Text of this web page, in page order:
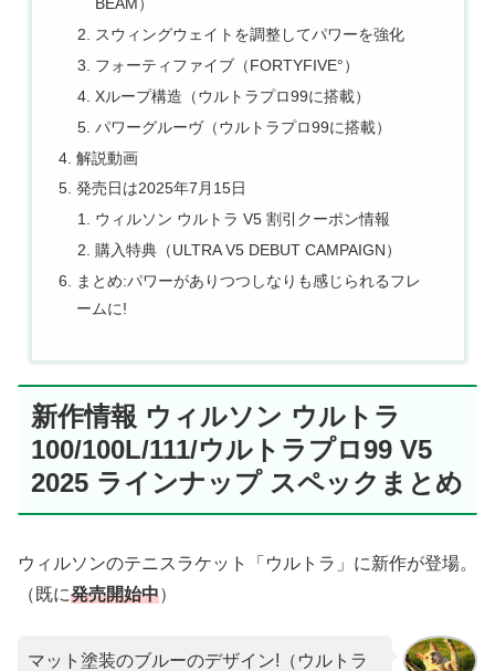
スウィングウェイトを調整してパワーを強化
フォーティファイブ（FORTYFIVE°）
Xループ構造（ウルトラプロ99に搭載）
パワーグルーヴ（ウルトラプロ99に搭載）
解説動画
発売日は2025年7月15日
ウィルソン ウルトラ V5 割引クーポン情報
購入特典（ULTRA V5 DEBUT CAMPAIGN）
まとめ:パワーがありつつしなりも感じられるフレ
ームに!
新作情報 ウィルソン ウルトラ
100/100L/111/ウルトラプロ99 V5
2025 ラインナップ スペックまとめ
ウィルソンのテニスラケット「ウルトラ」に新作が登場。
（既に発売開始中）
マット塗装のブルーのデザイン!（ウルトラ